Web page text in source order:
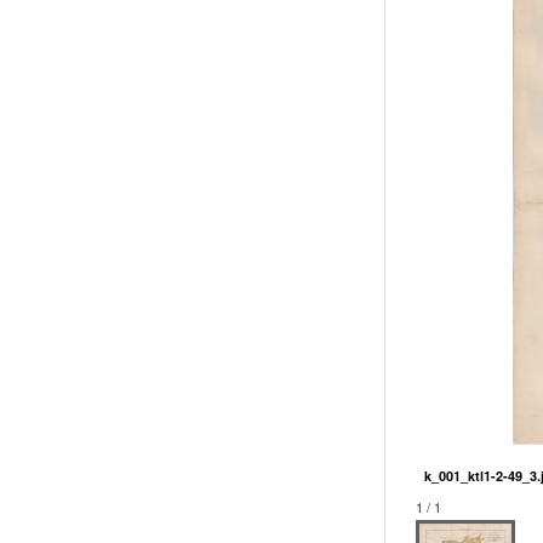
k_001_ktl1-2-
1 / 1